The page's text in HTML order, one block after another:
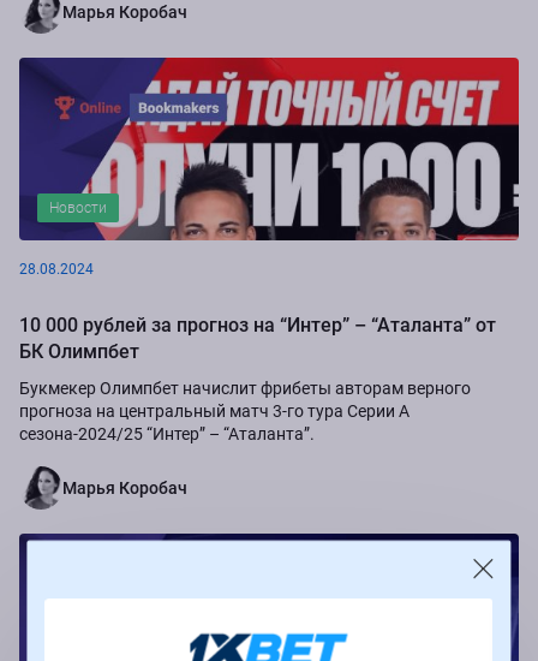
Марья Коробач
Новости
28.08.2024
10 000 рублей за прогноз на “Интер” – “Аталанта” от
БК Олимпбет
Букмекер Олимпбет начислит фрибеты авторам верного
прогноза на центральный матч 3-го тура Серии А
сезона-2024/25 “Интер” – “Аталанта”.
Марья Коробач